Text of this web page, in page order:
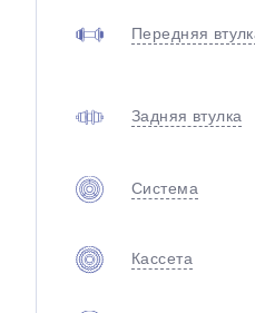
Передняя
Задняя втулка
Система
Кассета